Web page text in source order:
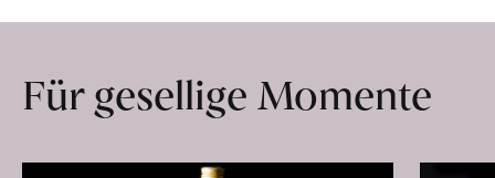
Für gesellige Momente